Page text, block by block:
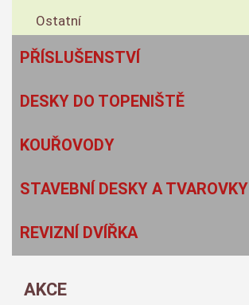
Ostatní
PŘÍSLUŠENSTVÍ
DESKY DO TOPENIŠTĚ
KOUŘOVODY
STAVEBNÍ DESKY A TVAROVKY
REVIZNÍ DVÍŘKA
AKCE